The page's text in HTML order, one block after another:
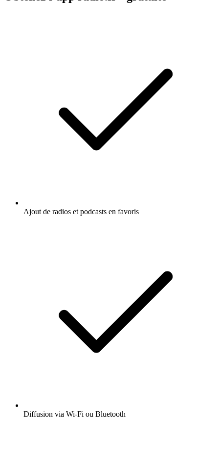
Ajout de radios et podcasts en favoris
Diffusion via Wi-Fi ou Bluetooth